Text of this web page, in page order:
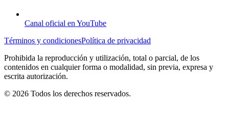
Canal oficial en YouTube
Términos y condicionesPolítica de privacidad
Prohibida la reproducción y utilización, total o parcial, de los
contenidos en cualquier forma o modalidad, sin previa, expresa y
escrita autorización.
© 2026 Todos los derechos reservados.